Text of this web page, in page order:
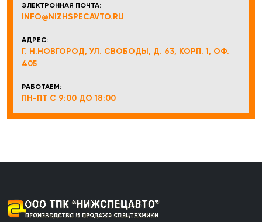
ЭЛЕКТРОННАЯ ПОЧТА:
INFO@NIZHSPECAVTO.RU
АДРЕС:
Г. Н.НОВГОРОД, УЛ. СВОБОДЫ, Д. 63, КОРП. 1, ОФ.
405
РАБОТАЕМ:
ПН-ПТ С 9:00 ДО 18:00